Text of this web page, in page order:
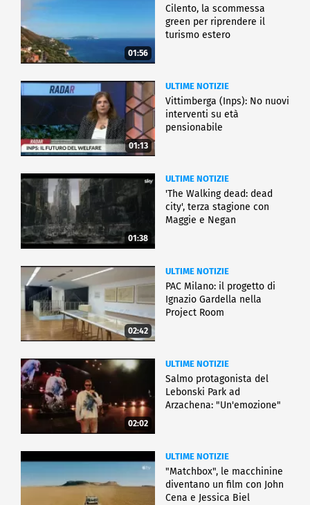
01:56
Cilento, la scommessa
green per riprendere il
turismo estero
01:13
ULTIME NOTIZIE
Vittimberga (Inps): No nuovi
interventi su età
pensionabile
01:38
ULTIME NOTIZIE
'The Walking dead: dead
city', terza stagione con
Maggie e Negan
02:42
ULTIME NOTIZIE
PAC Milano: il progetto di
Ignazio Gardella nella
Project Room
02:02
ULTIME NOTIZIE
Salmo protagonista del
Lebonski Park ad
Arzachena: "Un'emozione"
ULTIME NOTIZIE
"Matchbox", le macchinine
diventano un film con John
Cena e Jessica Biel